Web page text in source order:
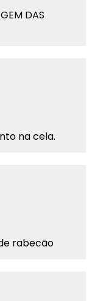
DAS
na cela.
rabecão